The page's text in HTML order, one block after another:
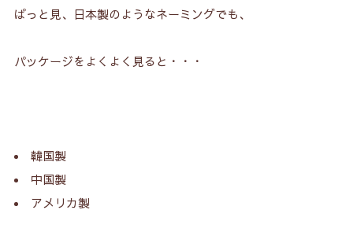
ぱっと見、日本製のようなネーミングでも、
パッケージをよくよく見ると・・・
韓国製
中国製
アメリカ製